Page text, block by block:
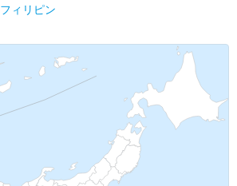
フィリピン